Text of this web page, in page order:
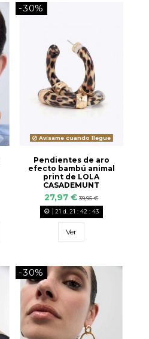
-30%
Avísame cuando llegue
Pendientes de aro
efecto bambú animal
print de LOLA
CASADEMUNT
27,97 € 39,95 €
21 d. 21 : 42 : 42
Ver
-30%